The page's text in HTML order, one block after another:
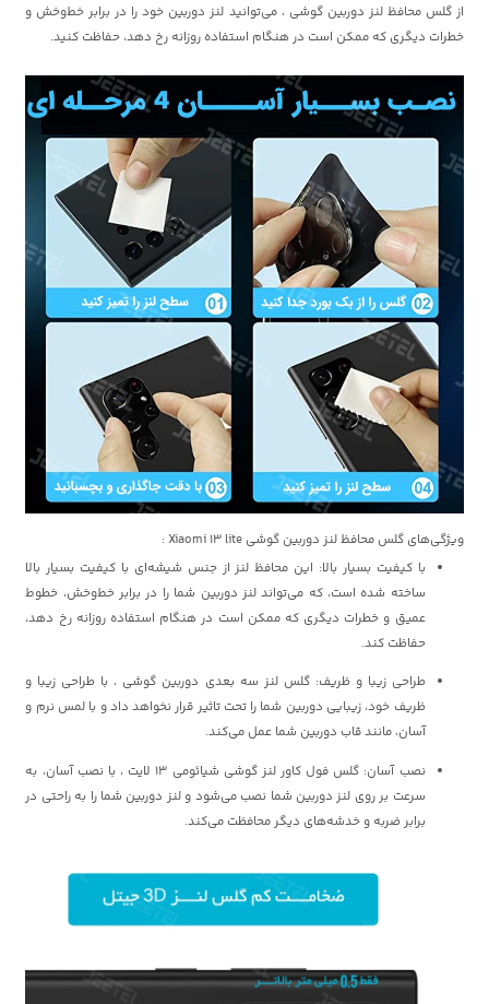
از گلس محافظ لنز دوربین گوشی ، می‌توانید لنز دوربین خود را در برابر خط‌وخش و
خطرات دیگری که ممکن است در هنگام استفاده روزانه رخ دهد، حفاظت کنید.
ویژگی‌های گلس محافظ لنز دوربین گوشی Xiaomi 13 lite :
با کیفیت بسیار بالا: این محافظ لنز از جنس شیشه‌ای با کیفیت بسیار بالا
ساخته شده است، که می‌تواند لنز دوربین شما را در برابر خط‌وخش، خطوط
عمیق و خطرات دیگری که ممکن است در هنگام استفاده روزانه رخ دهد،
حفاظت کند.
طراحی زیبا و ظریف: گلس لنز سه بعدی دوربین گوشی ، با طراحی زیبا و
ظریف خود، زیبایی دوربین شما را تحت تاثیر قرار نخواهد داد و با لمس نرم و
آسان، مانند قاب دوربین شما عمل می‌کند.
نصب آسان: گلس فول کاور لنز گوشی شیائومی 13 لایت ، با نصب آسان، به
سرعت بر روی لنز دوربین شما نصب می‌شود و لنز دوربین شما را به راحتی در
برابر ضربه و خدشه‌های دیگر محافظت می‌کند.